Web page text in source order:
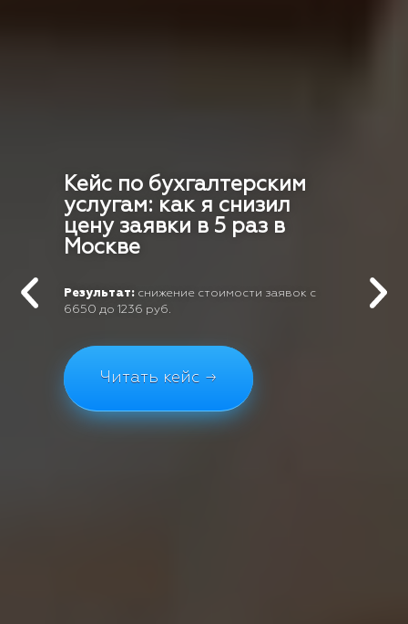
Кейс по бухгалтерским
услугам: как я снизил
цену заявки в 5 раз в
Москве
Результат: снижение стоимости заявок с
6650 до 1236 руб.
Читать кейс →